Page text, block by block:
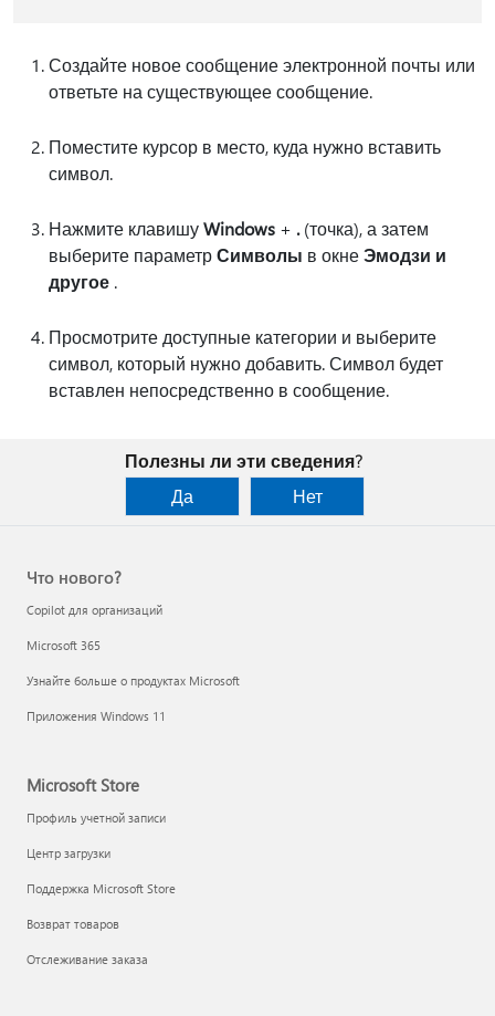
Создайте новое сообщение электронной почты или
ответьте на существующее сообщение.
Поместите курсор в место, куда нужно вставить
символ.
Нажмите клавишуWindows + .(точка), а затем
выберите параметрСимволы в окнеЭмодзи и
другое .
Просмотрите доступные категории и выберите
символ, который нужно добавить. Символ будет
вставлен непосредственно в сообщение.
Полезны ли эти сведения?
Да
Нет
Что нового?
Copilot для организаций
Microsoft 365
Узнайте больше о продуктах Microsoft
Приложения Windows 11
Microsoft Store
Профиль учетной записи
Центр загрузки
Поддержка Microsoft Store
Возврат товаров
Отслеживание заказа